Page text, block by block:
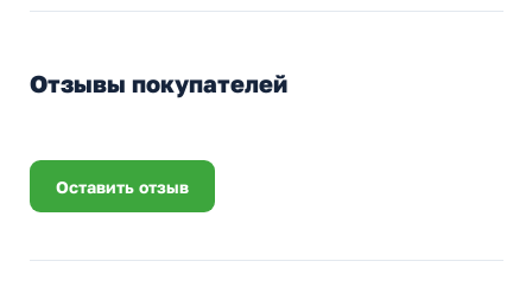
Отзывы покупателей
Оставить отзыв